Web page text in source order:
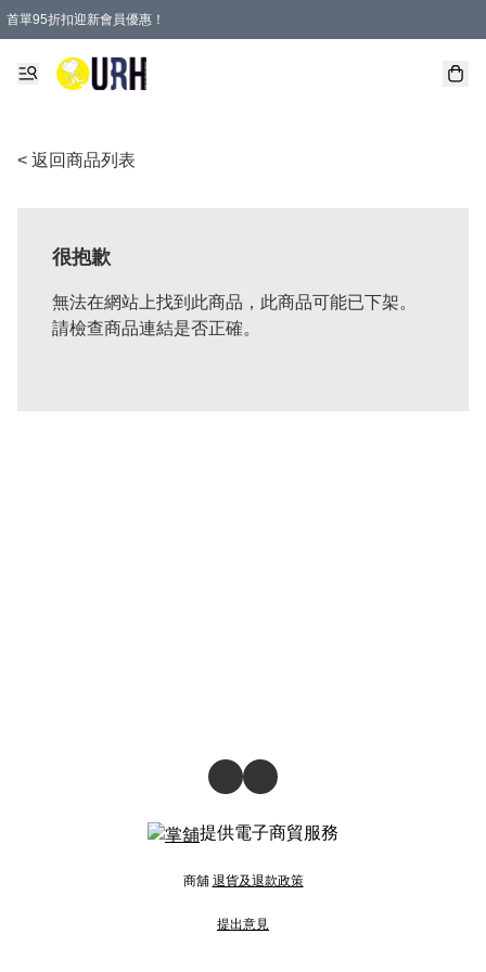
首單95折扣迎新會員優惠！
特選會員可享全單低至 95 折優惠！
單一訂單滿HKD600(澳門HKD800)包郵寄順豐送到家。
< 返回商品列表
很抱歉
無法在網站上找到此商品，此商品可能已下架。
請檢查商品連結是否正確。
提供電子商貿服務
商舖 退貨及退款政策
提出意見